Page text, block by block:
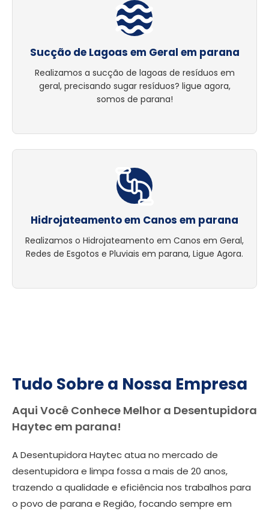
Sucção de Lagoas em Geral em parana
Realizamos a sucção de lagoas de resíduos em
geral, precisando sugar resíduos? ligue agora,
somos de parana!
Hidrojateamento em Canos em parana
Realizamos o Hidrojateamento em Canos em Geral,
Redes de Esgotos e Pluviais em parana, Ligue Agora.
Tudo Sobre a Nossa Empresa
Aqui Você Conhece Melhor a Desentupidora
Haytec em parana!
A Desentupidora Haytec atua no mercado de
desentupidora e limpa fossa a mais de 20 anos,
trazendo a qualidade e eficiência nos trabalhos para
o povo de parana e Região, focando sempre em